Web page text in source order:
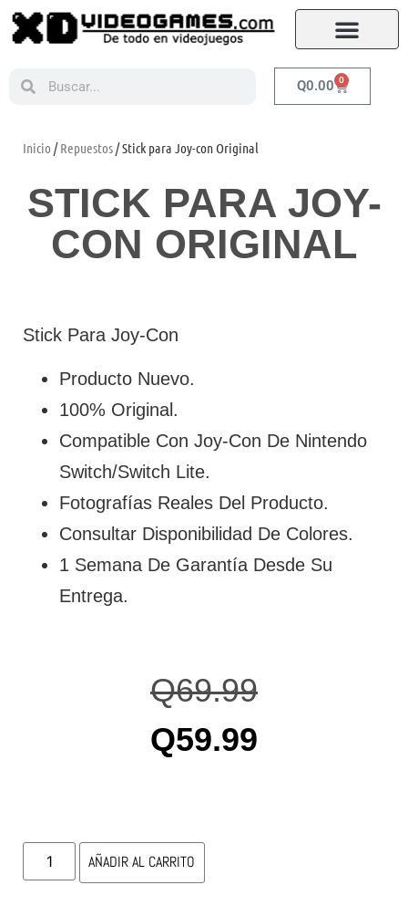
Q0.00 0
Inicio /Repuestos/ Stick para Joy-con Original
STICK PARA JOY-
CON ORIGINAL
Stick Para Joy-Con
Producto Nuevo.
100% Original.
Compatible Con Joy-Con De Nintendo
Switch/Switch Lite.
Fotografías Reales Del Producto.
Consultar Disponibilidad De Colores.
1 Semana De Garantía Desde Su
Entrega.
Q69.99
Q59.99
AÑADIR AL CARRITO